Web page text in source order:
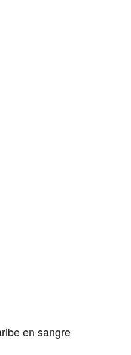
en sangre